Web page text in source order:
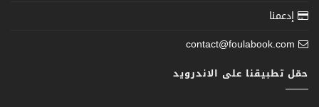
إدعمنا
contact@foulabook.com
حمّل تطبيقنا على الاندرويد